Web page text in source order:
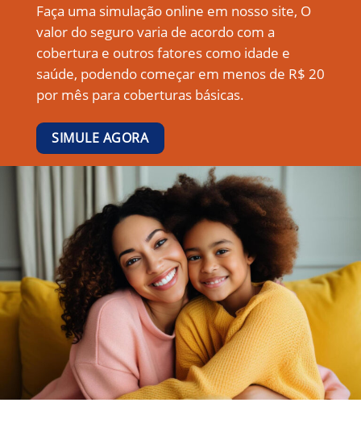
Faça uma simulação online em nosso site, O
valor do seguro varia de acordo com a
cobertura e outros fatores como idade e
saúde, podendo começar em menos de R$ 20
por mês para coberturas básicas.
SIMULE AGORA